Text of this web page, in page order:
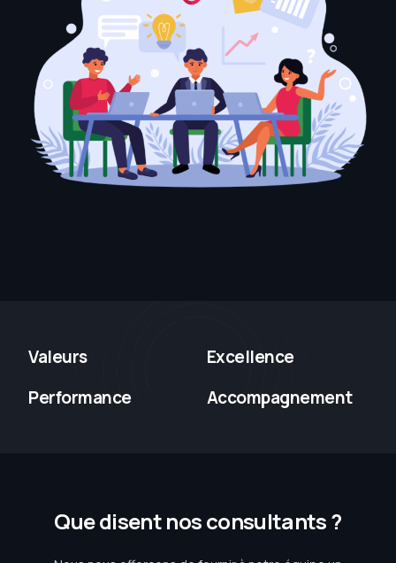
Valeurs
Excellence
Performance
Accompagnement
Quedisentnosconsultants?